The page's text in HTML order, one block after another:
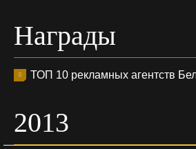
Награды
ТОП 10 рекламных агентств
2013